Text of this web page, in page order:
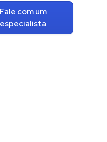
Fale com um
especialista